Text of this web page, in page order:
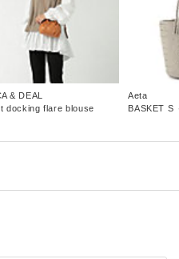
& DEAL
docking flare blouse
Aeta
BASKET S